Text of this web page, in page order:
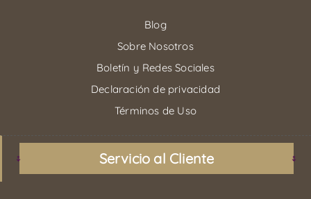
Blog
Sobre Nosotros
Boletín y Redes Sociales
Declaración de privacidad
Términos de Uso
Servicio al Cliente